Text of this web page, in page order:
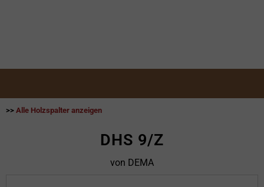
>> Alle Holzspalter anzeigen
DHS 9/Z
von DEMA